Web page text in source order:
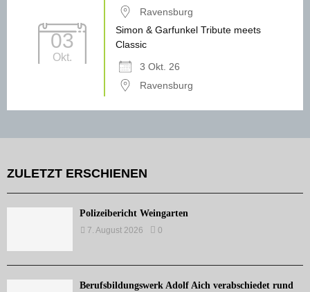
Ravensburg
03
Okt.
Simon & Garfunkel Tribute meets
Classic
3 Okt. 26
Ravensburg
ZULETZT ERSCHIENEN
Polizeibericht Weingarten
7. August 2026 0
Berufsbildungswerk Adolf Aich verabschiedet rund